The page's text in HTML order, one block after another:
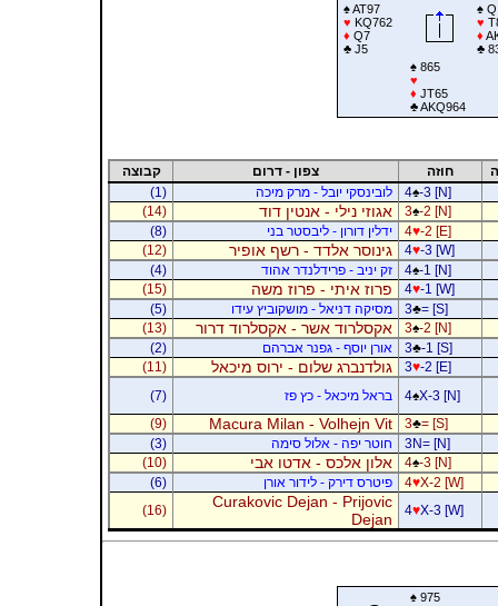
♠AT97
♥ KQ762
♦ Q7
♣J5
♠Q
♥
♦
♣
♠865
♥
♦ JT65
♣AKQ964
חוזה צפון - דרום
קבוצה
4♠-3 [N] לובינסקי יובל - מרק מיכה
(1)
3♠-2 [N] אגוזי נילי - אנטין דוד
(14)
4♥-2 [E] ידלין דורון - ליבסטר בני
(8)
4♥-3 [W] גינוסר אלדד - רשף אופיר
(12)
4♠-1 [N] זק יניב - פרידלנדר אהוד
(4)
4♥-1 [W] פרוז איתי - פרוז משה
(15)
3♣= [S] מסיקה דניאל - מושקוביץ עידו
(5)
3♠-2 [N] אקסלרוד אשר - אקסלרוד דרור
(13)
3♣-1 [S] אורן יוסף - גפנר אברהם
(2)
3♥-2 [E] גולדנברג שלום - ירוס מיכאל
(11)
4♠X-3 [N] בראל מיכאל - כץ פז
(7)
3♣= [S]
Macura Milan - Volhejn Vit
(9)
3N= [N]
חוטר יפה - אלול סימה
(3)
4♠-3 [N] אלון אלכס - אדטו אבי
(10)
4♥X-2 [W] פיטרס דירק - לידור אורן
(6)
4♥X-3 [W]
Curakovic Dejan - Prijovic
Dejan
(16)
♠975